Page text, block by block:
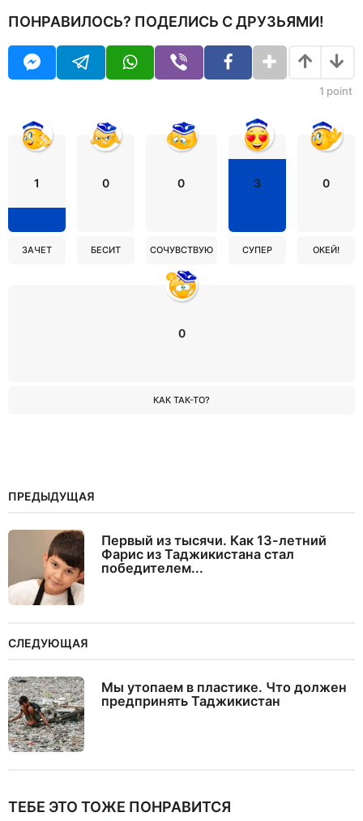
ПОНРАВИЛОСЬ? ПОДЕЛИСЬ С ДРУЗЬЯМИ!
1 point
1
ЗАЧЕТ
0
БЕСИТ
0
СОЧУВСТВУЮ
3
СУПЕР
0
ОКЕЙ!
0
КАК ТАК-ТО?
ПРЕДЫДУЩАЯ
Первый из тысячи. Как 13-летний
Фарис из Таджикистана стал
победителем...
СЛЕДУЮЩАЯ
Мы утопаем в пластике. Что должен
предпринять Таджикистан
ТЕБЕ ЭТО ТОЖЕ ПОНРАВИТСЯ